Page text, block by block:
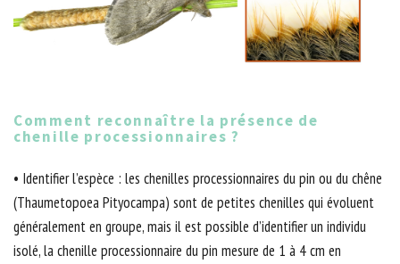
Comment reconnaître la présence de
chenille processionnaires ?
• Identifier l’espèce : les chenilles processionnaires du pin ou du chêne
(Thaumetopoea Pityocampa) sont de petites chenilles qui évoluent
généralement en groupe, mais il est possible d’identifier un individu
isolé, la chenille processionnaire du pin mesure de 1 à 4 cm en